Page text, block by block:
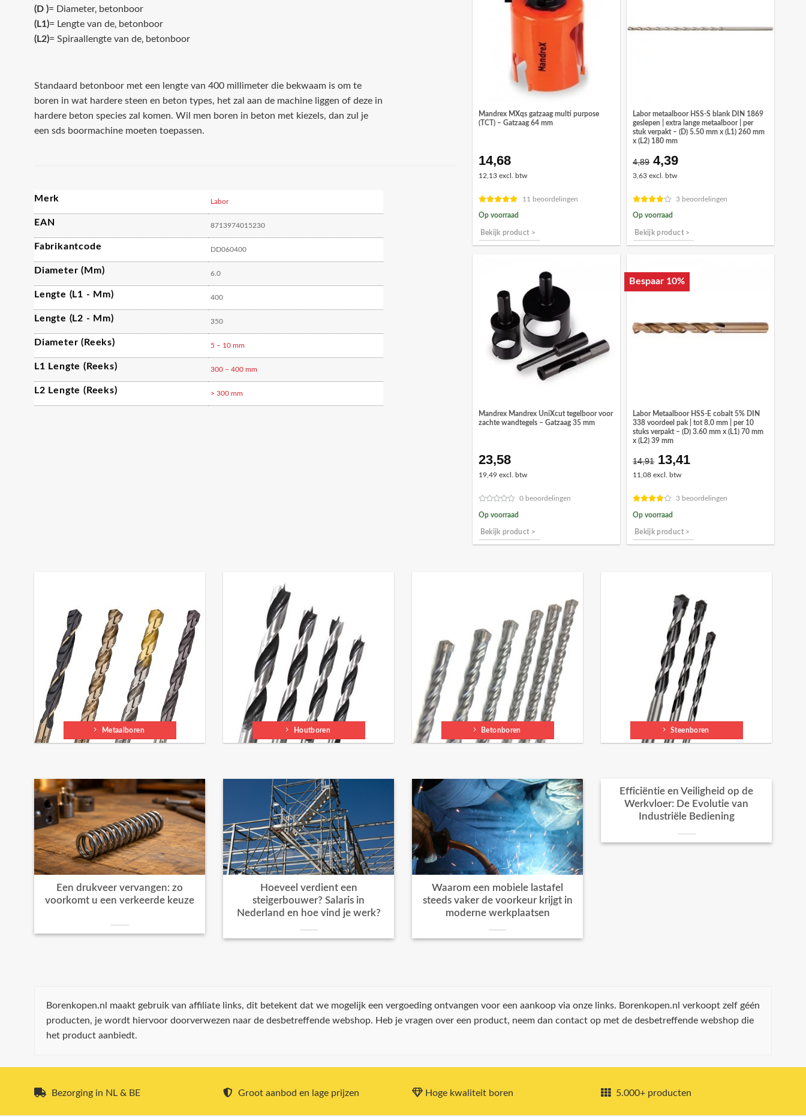
(D )= Diameter‚ betonboor
(L1)= Lengte van de‚ betonboor
(L2)= Spiraallengte van de‚ betonboor
Standaard betonboor met een lengte van 400 millimeter die bekwaam is om te
boren in wat hardere steen en beton types, het zal aan de machine liggen of deze in
hardere beton species zal komen. Wil men boren in beton met kiezels, dan zul je
een sds boormachine moeten toepassen.
Merk Labor
EAN 8713974015230
Fabrikantcode DD060400
Diameter (mm) 6.0
Lengte (L1 - Mm) 400
Lengte (L2 - Mm) 350
Diameter (reeks) 5 – 10 mm
L1 Lengte (reeks) 300 – 400 mm
L2 Lengte (reeks) > 300 mm
Mandrex MXqs gatzaag multi purpose
(TCT) – Gatzaag 64 mm
14,68
12,13 excl. btw
11 beoordelingen
Op voorraad
Bekijk product >
Labor metaalboor HSS-S blank DIN 1869
geslepen | extra lange metaalboor | per
stuk verpakt – (D) 5.50 mm x (L1) 260 mm
x (L2) 180 mm
4,89 Oorspronkelijke
prijs
€4,89.
4,39Huidige
€4,39.
3,63 excl. btw
3 beoordelingen
Op voorraad
Bekijk product >
Mandrex Mandrex UniXcut tegelboor voor
zachte wandtegels – Gatzaag 35 mm
23,58
19,49 excl. btw
0 beoordelingen
Op voorraad
Bekijk product >
Bespaar 10%
Labor Metaalboor HSS-E cobalt 5% DIN
338 voordeel pak | tot 8.0 mm | per 10
stuks verpakt – (D) 3.60 mm x (L1) 70 mm
x (L2) 39 mm
14,91 Oorspronkelijke
prijs
€14,91.
13,41
€13,41.
11,08 excl. btw
3 beoordelingen
Op voorraad
Bekijk product >
Metaalboren Houtboren Betonboren Steenboren
Een drukveer vervangen: zo
voorkomt u een verkeerde keuze
Hoeveel verdient een
steigerbouwer? Salaris in
Nederland en hoe vind je werk?
Waarom een mobiele lastafel
steeds vaker de voorkeur krijgt in
moderne werkplaatsen
Efficiëntie en Veiligheid op de
Werkvloer: De Evolutie van
Industriële Bediening
Borenkopen.nl maakt gebruik van affiliate links, dit betekent dat we mogelijk een vergoeding ontvangen voor een aankoop via onze links. Borenkopen.nl verkoopt zelf géén
producten, je wordt hiervoor doorverwezen naar de desbetreffende webshop. Heb je vragen over een product, neem dan contact op met de desbetreffende webshop die
het product aanbiedt.
Bezorging in NL & BE Groot aanbod en lage prijzen Hoge kwaliteit boren 5.000+ producten